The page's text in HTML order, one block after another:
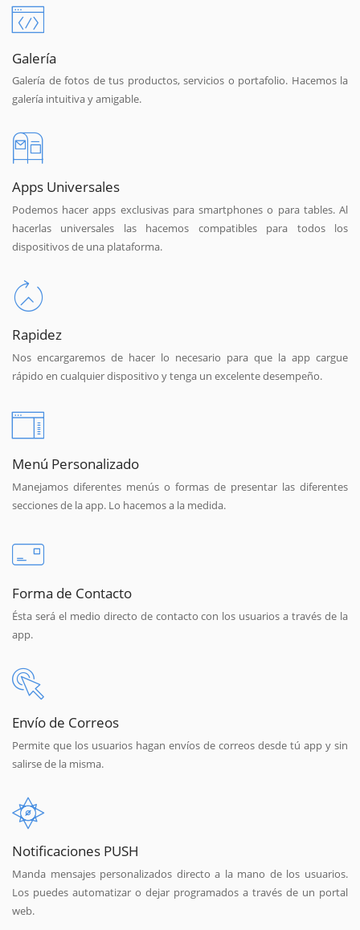
Galería
Galería de fotos de tus productos, servicios o portafolio. Hacemos la
galería intuitiva y amigable.
Apps Universales
Podemos hacer apps exclusivas para smartphones o para tables. Al
hacerlas universales las hacemos compatibles para todos los
dispositivos de una plataforma.
Rapidez
Nos encargaremos de hacer lo necesario para que la app cargue
rápido en cualquier dispositivo y tenga un excelente desempeño.
Menú Personalizado
Manejamos diferentes menús o formas de presentar las diferentes
secciones de la app. Lo hacemos a la medida.
Forma de Contacto
Ésta será el medio directo de contacto con los usuarios a través de la
app.
Envío de Correos
Permite que los usuarios hagan envíos de correos desde tú app y sin
salirse de la misma.
Notificaciones PUSH
Manda mensajes personalizados directo a la mano de los usuarios.
Los puedes automatizar o dejar programados a través de un portal
web.